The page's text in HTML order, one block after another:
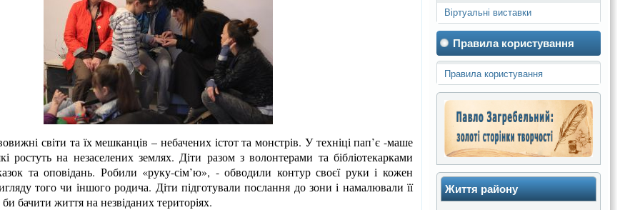
світи та їх мешканців – небачених істот та монстрів. У техніці пап’є -маше
ростуть на незаселених землях. Діти разом з волонтерами та бібліотекарками
та оповідань. Робили «руку-сім’ю», - обводили контур своєї руки і кожен
того чи іншого родича. Діти підготували послання до зони і намалювали її
бачити життя на незвіданих територіях.
Віртуальні виставки
Правила користування
Правила користування
бібліотеками
Життя району